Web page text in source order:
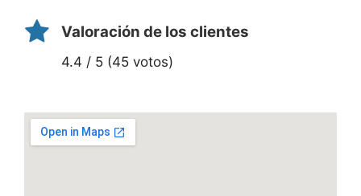
Valoración de los clientes
4.4 / 5 (45 votos)